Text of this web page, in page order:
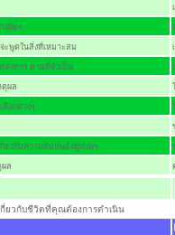
งผิดๆ
ะพูดในสิ่งที่เหมาะสม
ลักการ ตามที่จำเป็น
ตุผล
ลือกต่างๆ
ยวกับความสัมพันธ์อยู่บ่อยๆ
ผล
กี่ยวกับชีวิตที่คุณต้องการดำเนิน